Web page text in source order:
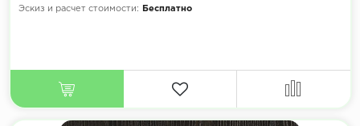
Эскиз и расчет стоимости:
Бесплатно